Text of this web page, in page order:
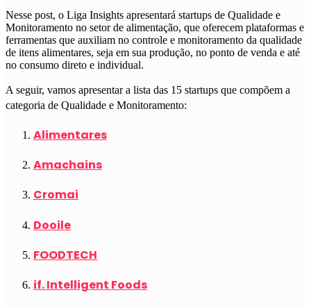
Nesse post, o Liga Insights apresentará startups de Qualidade e
Monitoramento no setor de alimentação, que oferecem plataformas e
ferramentas que auxiliam no controle e monitoramento da qualidade
de itens alimentares, seja em sua produção, no ponto de venda e até
no consumo direto e individual.
A seguir, vamos apresentar a lista das 15 startups que compõem a
categoria de Qualidade e Monitoramento:
Alimentares
Amachains
Cromai
Dooile
FOODTECH
if. Intelligent Foods